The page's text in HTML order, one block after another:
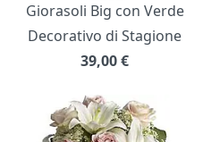
Giorasoli Big con Verde
Decorativo di Stagione
39,00€